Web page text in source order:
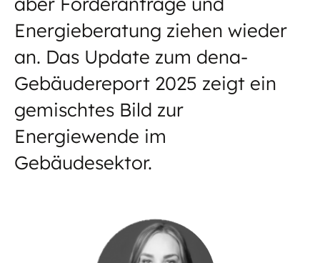
Energieberatung ziehen wieder
an. Das Update zum dena-
Gebäudereport 2025 zeigt ein
gemischtes Bild zur
Energiewende im
Gebäudesektor.